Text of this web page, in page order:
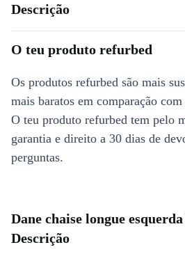
Descrição
O teu produto refurbed
Os produtos refurbed são mais
mais baratos em comparação
O teu produto refurbed tem pelo
garantia e direito a 30 dias de
perguntas.
Dane chaise longue
Descrição